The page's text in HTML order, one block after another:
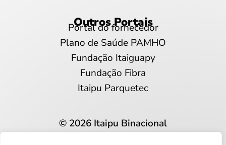
Outros Portais
Portal do fornecedor
Plano de Saúde PAMHO
Fundação Itaiguapy
Fundação Fibra
Itaipu Parquetec
© 2026 Itaipu Binacional